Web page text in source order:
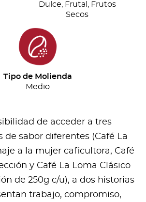
Dulce, Frutal, Frutos
Secos
Tipo de Molienda
Medio
de acceder a tres
de sabor diferentes (Café La
a la mujer caficultora, Café
y Café La Loma Clásico
de 250g c/u), a dos historias
trabajo, compromiso,